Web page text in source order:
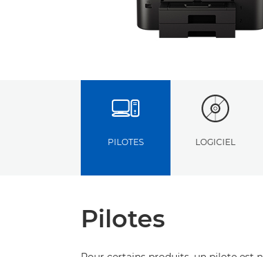
PILOTES LOGICIEL
Pilotes